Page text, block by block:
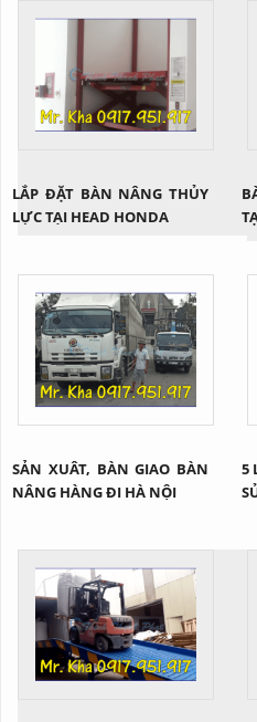
LẮP ĐẶT BÀN NÂNG THỦY
LỰC TẠI HEAD HONDA
SẢN XUÂT, BÀN GIAO BÀN
NÂNG HÀNG ĐI HÀ NỘI
5